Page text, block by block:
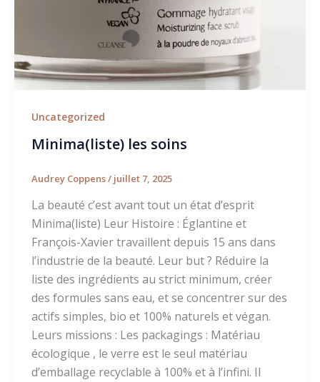
Uncategorized
Minima(liste) les soins
Audrey Coppens/ juillet 7, 2025
La beauté c’est avant tout un état d’esprit
Minima(liste) Leur Histoire : Églantine et
François-Xavier travaillent depuis 15 ans dans
l’industrie de la beauté. Leur but ? Réduire la
liste des ingrédients au strict minimum, créer
des formules sans eau, et se concentrer sur des
actifs simples, bio et 100% naturels et végan.
Leurs missions : Les packagings : Matériau
écologique , le verre est le seul matériau
d’emballage recyclable à 100% et à l’infini. Il